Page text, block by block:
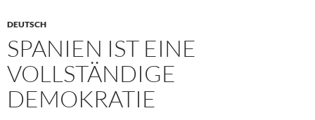
DEUTSCH
SPANIEN IST EINE
VOLLSTÄNDIGE
DEMOKRATIE